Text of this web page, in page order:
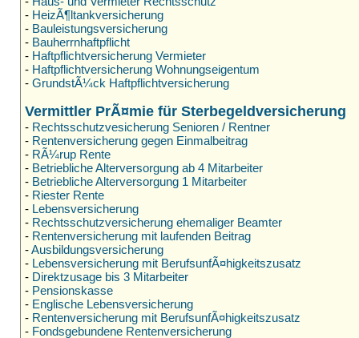
- HeizÃ¶ltankversicherung
- Bauleistungsversicherung
- Bauherrnhaftpflicht
- Haftpflichtversicherung Vermieter
- Haftpflichtversicherung Wohnungseigentum
- GrundstÃ¼ck Haftpflichtversicherung
Vermittler PrÃ¤mie für Sterbegeldversicherung
- Rechtsschutzvesicherung Senioren / Rentner
- Rentenversicherung gegen Einmalbeitrag
- RÃ¼rup Rente
- Betriebliche Alterversorgung ab 4 Mitarbeiter
- Betriebliche Alterversorgung 1 Mitarbeiter
- Riester Rente
- Lebensversicherung
- Rechtsschutzversicherung ehemaliger Beamter
- Rentenversicherung mit laufenden Beitrag
-Ausbildungsversicherung
- Lebensversicherung mit BerufsunfÃ¤higkeitszusatz
- Direktzusage bis 3 Mitarbeiter
- Pensionskasse
- Englische Lebensversicherung
- Rentenversicherung mit BerufsunfÃ¤higkeitszusatz
- Fondsgebundene Rentenversicherung